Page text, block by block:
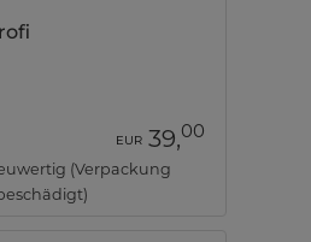
EUR 39,00
(Verpackung